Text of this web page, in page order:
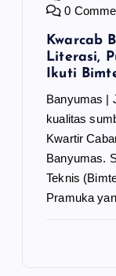
0
Kwarcab
Literasi,
Ikuti
Banyumas |
kualitas
Kwartir
Banyumas.
Teknis
Pramuka